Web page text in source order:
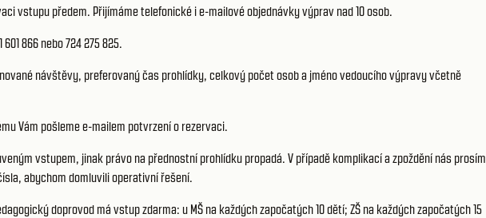
vstupu předem. Přijímáme telefonické i e-mailové objednávky výprav nad 10 osob.
866 nebo 724 275 825.
návštěvy, preferovaný čas prohlídky, celkový počet osob a jméno vedoucího výpravy včetně
Vám pošleme e-mailem potvrzení o rezervaci.
vstupem, jinak právo na přednostní prohlídku propadá. V případě komplikací a zpoždění nás prosím
abychom domluvili operativní řešení.
doprovod má vstup zdarma: u MŠ na každých započatých 10 dětí; ZŠ na každých započatých 15